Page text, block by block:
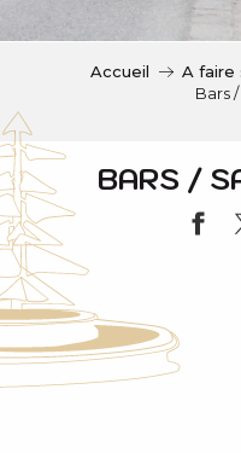
l
Accueil A faire
Bars
BARS /